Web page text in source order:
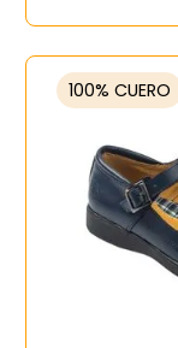
100% CUERO